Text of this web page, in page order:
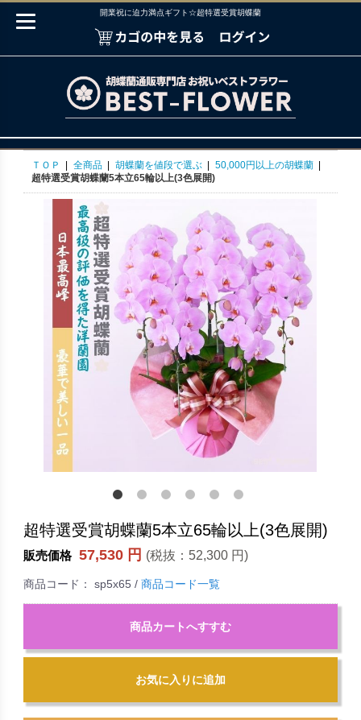
開業祝に迫力満点ギフト☆超特選受賞胡蝶蘭
ＴＯＰ 全商品 胡蝶蘭を値段で選ぶ 50,000円以上の胡蝶蘭
超特選受賞胡蝶蘭5本立65輪以上(3色展開)
超特選受賞胡蝶蘭5本立65輪以上(3色展開)
販売価格 57,530 円 (税抜： 52,300 円)
商品コード： sp5x65 / 商品コード一覧
商品カートへすすむ
お気に入りに追加